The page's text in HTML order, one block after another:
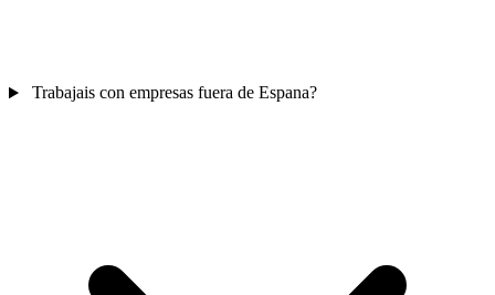
Trabajais con empresas fuera de Espana?